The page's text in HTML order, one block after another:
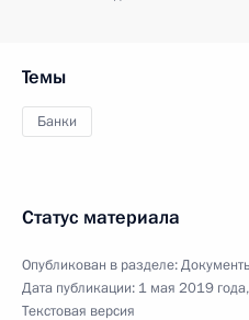
Темы
Банки
Статус материала
Опубликован в разделе:
Дата публикации: 1 мая 2019
Текстовая версия